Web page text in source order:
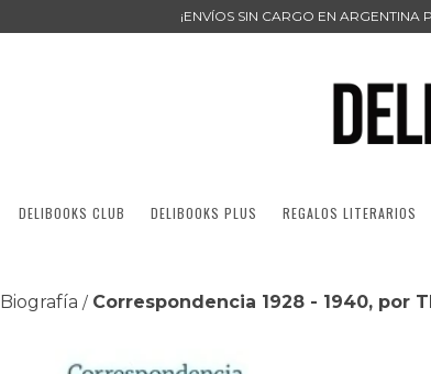
¡ENVÍOS SIN CARGO EN
DELIBOOKS CLUB DELIBOOKS PLUS REGALOS LITERARIOS
Biografía / Correspondencia 1928 - 1940, por